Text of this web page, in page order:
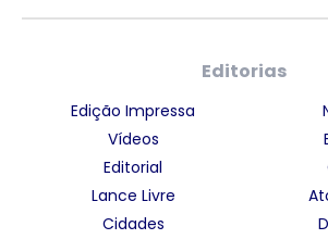
Editorias
Edição Impressa
Vídeos
Editorial
Lance Livre
Cidades